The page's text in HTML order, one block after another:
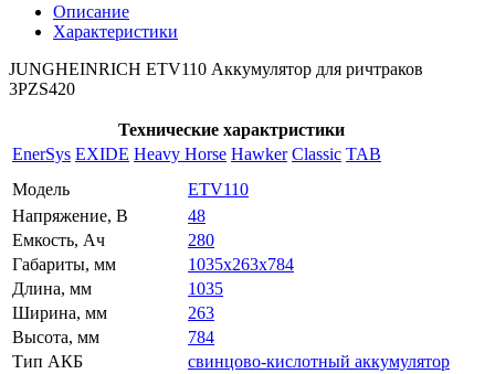
Описание
Характеристики
JUNGHEINRICH ETV110 Аккумулятор для ричтраков
3PZS420
Технические характристики
EnerSys EXIDE Heavy Horse Hawker Classic TAB
Модель
ETV110
Напряжение, В
48
Емкость, Ач
280
Габариты, мм
1035x263x784
Длина, мм
1035
Ширина, мм
263
Высота, мм
784
Тип АКБ
свинцово-кислотный аккумулятор